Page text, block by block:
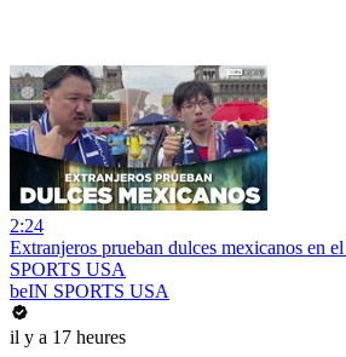
2:24
Extranjeros prueban dulces mexicanos en
SPORTS USA
beIN SPORTS USA
il y a 17 heures